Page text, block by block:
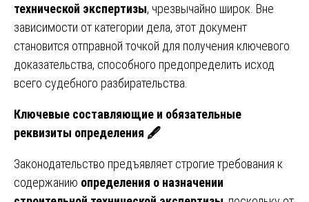
технической экспертизы, чрезвычайно широк. Вне
зависимости от категории дела, этот документ
становится отправной точкой для получения ключевого
доказательства, способного предопределить исход
всего судебного разбирательства.
Ключевые составляющие и обязательные
реквизиты определения 🖋
Законодательство предъявляет строгие требования к
содержанию определения о назначении